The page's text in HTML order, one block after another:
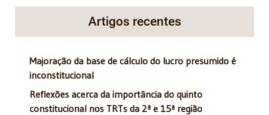
Artigos recentes
Majoração da base de cálculo do lucro presumido é
inconstitucional
Reflexões acerca da importância do quinto
constitucional nos TRTs da 2ª e 15ª região